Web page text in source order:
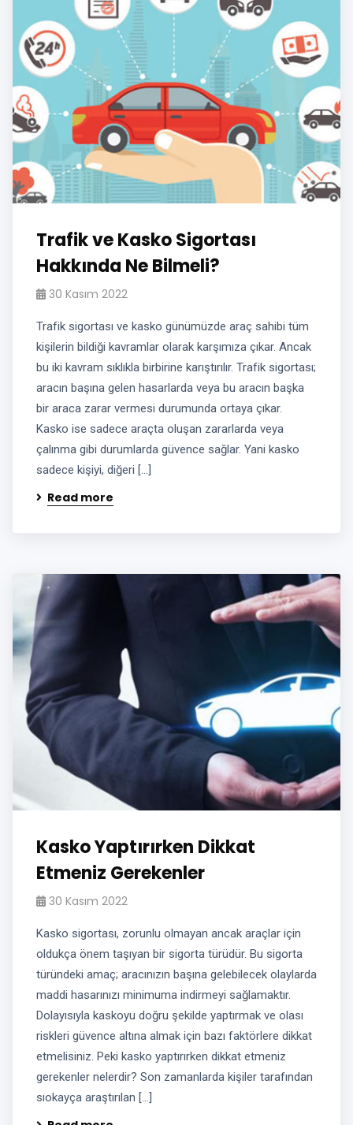
Trafik ve Kasko Sigortası
Hakkında Ne Bilmeli?
30 Kasım 2022
Trafik sigortası ve kasko günümüzde araç sahibi tüm
kişilerin bildiği kavramlar olarak karşımıza çıkar. Ancak
bu iki kavram sıklıkla birbirine karıştırılır. Trafik sigortası;
aracın başına gelen hasarlarda veya bu aracın başka
bir araca zarar vermesi durumunda ortaya çıkar.
Kasko ise sadece araçta oluşan zararlarda veya
çalınma gibi durumlarda güvence sağlar. Yani kasko
sadece kişiyi, diğeri […]
Read more
Kasko Yaptırırken Dikkat
Etmeniz Gerekenler
30 Kasım 2022
Kasko sigortası, zorunlu olmayan ancak araçlar için
oldukça önem taşıyan bir sigorta türüdür. Bu sigorta
türündeki amaç; aracınızın başına gelebilecek olaylarda
maddi hasarınızı minimuma indirmeyi sağlamaktır.
Dolayısıyla kaskoyu doğru şekilde yaptırmak ve olası
riskleri güvence altına almak için bazı faktörlere dikkat
etmelisiniz. Peki kasko yaptırırken dikkat etmeniz
gerekenler nelerdir? Son zamanlarda kişiler tarafından
sıokayça araştırılan […]